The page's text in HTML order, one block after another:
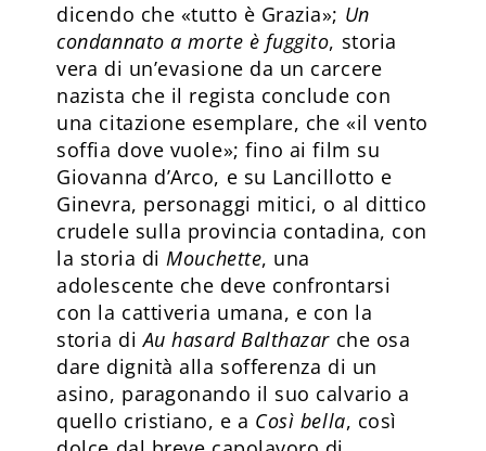
dicendo che «tutto è Grazia»; Un
condannato a morte è fuggito, storia
vera di un’evasione da un carcere
nazista che il regista conclude con
una citazione esemplare, che «il vento
soffia dove vuole»; fino ai film su
Giovanna d’Arco, e su Lancillotto e
Ginevra, personaggi mitici, o al dittico
crudele sulla provincia contadina, con
la storia di Mouchette, una
adolescente che deve confrontarsi
con la cattiveria umana, e con la
storia diAu hasard Balthazar che osa
dare dignità alla sofferenza di un
asino, paragonando il suo calvario a
quello cristiano, e a Così bella, così